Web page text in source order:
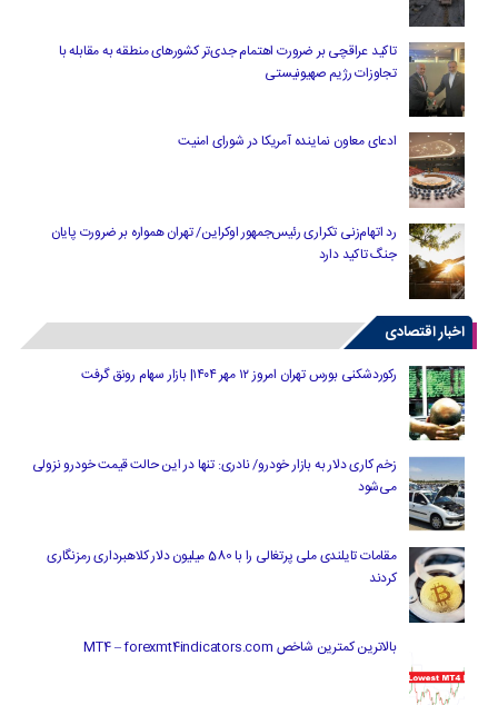
تاکید عراقچی بر ضرورت اهتمام جدی‌تر کشورهای منطقه به مقابله با
تجاوزات رژیم صهیونیستی
ادعای معاون نماینده آمریکا در شورای امنیت
رد اتهام‌زنی تکراری رئیس‌جمهور اوکراین/ تهران همواره بر ضرورت پایان
جنگ تاکید دارد
اخبار اقتصادی
رکوردشکنی بورس تهران امروز ۱۲ مهر ۱۴۰۴| بازار سهام رونق گرفت
زخم کاری دلار به بازار خودرو/ نادری: تنها در این حالت قیمت خودرو نزولی
می‌شود
مقامات تایلندی ملی پرتغالی را با 580 میلیون دلار کلاهبرداری رمزنگاری
کردند
بالاترین کمترین شاخص MT4 – forexmt4indicators.com